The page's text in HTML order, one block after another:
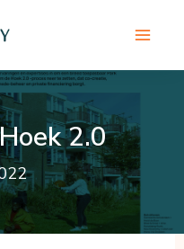
2.0